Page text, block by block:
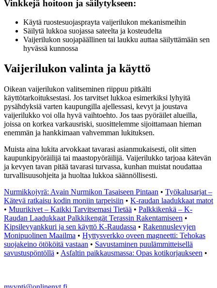
Vinkkejä hoitoon ja säilytykseen:
Käytä ruostesuojasprayta vaijerilukon mekanismeihin
Säilytä lukkoa suojassa sateelta ja kosteudelta
Vaijerilukon suojapäällinen tai laukku auttaa säilyttämään sen
hyvässä kunnossa
Vaijerilukon valinta ja käyttö
Oikean vaijerilukon valitseminen riippuu pitkälti
käyttötarkoituksestasi. Jos tarvitset lukkoa esimerkiksi lyhyitä
pysähdyksiä varten kaupungilla ajellessasi, kevyt ja joustava
vaijerilukko voi olla hyvä vaihtoehto. Jos taas pyöräilet alueilla,
joissa on korkea varkausriski, suosittelemme sijoittamaan hieman
enemmän ja hankkimaan vahvemman lukituksen.
Muista aina lukita arvokkaat tavarasi asianmukaisesti, olit sitten
kaupunkipyöräilijä tai maastopyöräilijä. Vaijerilukko tarjoaa kätevän
ja kevyen tavan pitää tavarasi turvassa, kunhan muistat noudattaa
turvallisuusohjeita ja huoltaa lukkoa säännöllisesti.
Nurmikkojyrä: Avain Nurmikon Tasaiseen Pintaan • Työkalusarjat –
Kätevä ratkaisu kodin moniin tarpeisiin • K-raudan laadukkaat matot
• Muurikivet – Kaikki Tarvitsemasi Tietää • Palkkikenkä – K-
Raudan Laadukkaat Palkkikengät Terassin Rakentamiseen •
Kipsilevyankkuri ja sen käyttö K-Raudassa • Rakennuslevyjen
Monipuolinen Maailma • Hyttysverkko oveen magneetti: Tehokas
suojakeino ötököitä vastaan • Savustaminen puulämmitteisellä
savustuspöntöllä • Asfaltin paikkausmassa: Opas kotikorjaukseen •